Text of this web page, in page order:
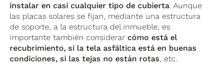
instalar en casi cualquier tipo de cubierta. Aunque
las placas solares se fijan, mediante una estructura
de soporte, a la estructura del inmueble, es
importante también considerarcómo está el
recubrimiento, si la tela asfáltica está en buenas
condiciones, si las tejas no están rotas, etc.